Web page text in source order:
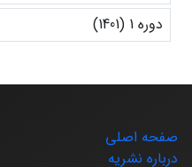
دوره 1 (1401)
صفحه اصلی
درباره نشریه